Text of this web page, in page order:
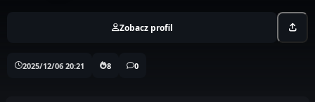
Zobacz profil
2025/12/06 20:21 8 0